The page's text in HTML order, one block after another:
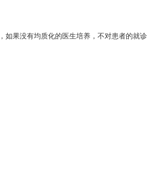
如果没有均质化的医生培养，不对患者的就诊